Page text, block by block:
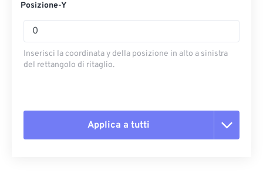
Posizione-Y
Inserisci la coordinata y della posizione in alto a sinistra
del rettangolo di ritaglio.
Applica a tutti